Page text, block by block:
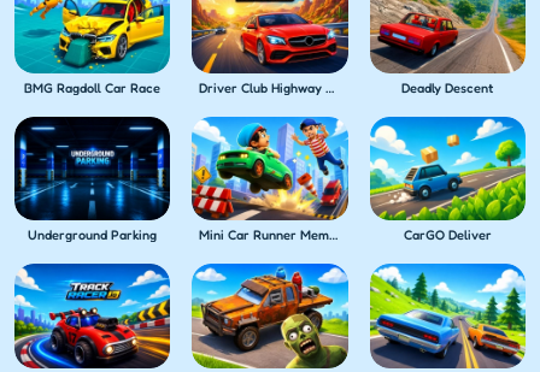
BMG Ragdoll Car Race Driver Club Highway Racing Deadly Descent
Underground Parking Mini Car Runner Meme Games CarGO Deliver